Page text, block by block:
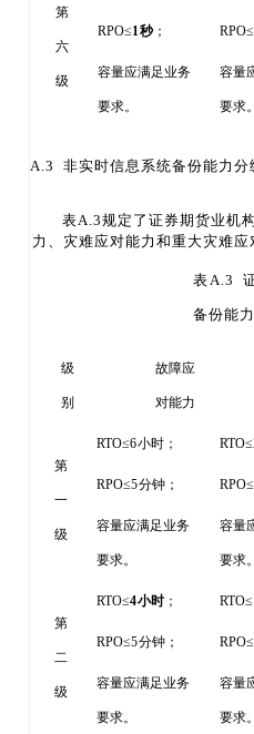
第
六
级
RPO≤1秒；
容量应满足业务
要求。
RPO≤
容量
要求。
A.3 非实时信息系统备份能力分
表A.3规定了证券期货业机
力 、灾难应对能力和重大灾难应
表A.3
备份能
级
别
故障应
对能力
第
一
级
RTO≤6小时；
RPO≤5分钟；
容量应满足业务
要求。
容量
要求。
第
二
级
RTO≤4小时；
RPO≤5分钟；
容量应满足业务
要求。
RTO≤
容量
要求。